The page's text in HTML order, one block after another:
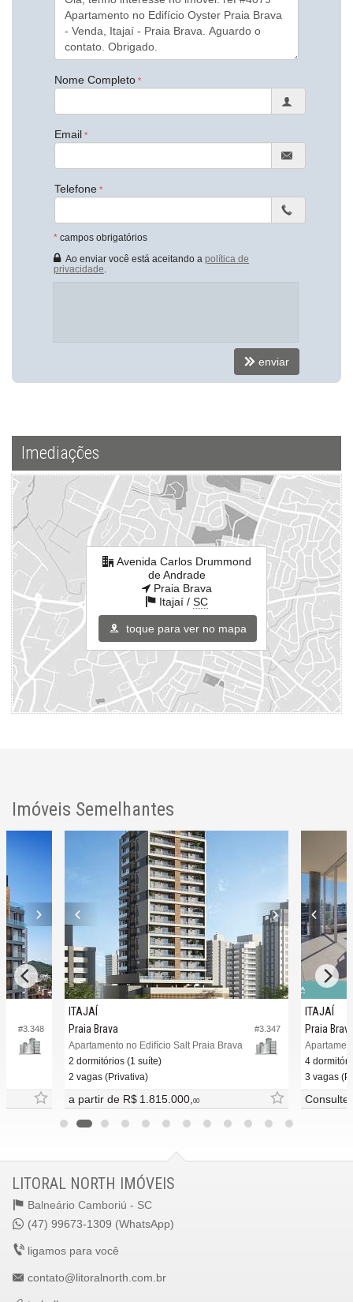
Área de Serviço
Piscina Privativa
Sacada com Churrasqueira
Sala de Estar
Sala de Jantar
Terraço
Espaço Gourmet
Suíte Master
Características do Empreendimento
Salão de Festas
Espaço Gourmet
Espaço Fitness
RoofTop
Endereço:
Avenida Carlos Drummond de Andrade
Praia Brava
Itajaí /
SC
ver mapa abaixo
Nome Completo
Email
Telefone
* campos obrigatórios
Ao enviar você está aceitando a política de
privacidade
enviar
Imediações
Avenida Carlos Drummond
de Andrade
Praia Brava
Itajaí / SC
toque para ver no mapa
Imóveis Semelhantes
#3.348 #3.347
ITAJAÍ
Praia Brava
Apartamento no Edifício Salt Praia Brava
2 dormitórios (1 suíte)
2 vagas (Privativa)
a partir de R$ 1.815.000, 00
ITAJAÍ
Praia
4
3 vagas
LITORAL NORTH IMÓVEIS
Balneário Camboriú - SC
(47) 99673-1309 (WhatsApp)
ligamos para você
contato@litoralnorth.com.br